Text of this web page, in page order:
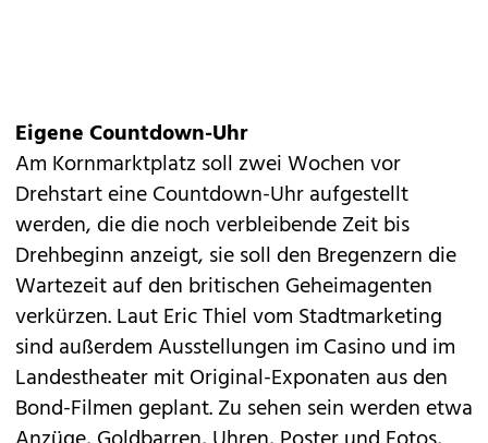
Eigene Countdown-Uhr
Am Kornmarktplatz soll zwei Wochen vor
Drehstart eine Countdown-Uhr aufgestellt
werden, die die noch verbleibende Zeit bis
Drehbeginn anzeigt, sie soll den Bregenzern die
Wartezeit auf den britischen Geheimagenten
verkürzen. Laut Eric Thiel vom Stadtmarketing
sind außerdem Ausstellungen im Casino und im
Landestheater mit Original-Exponaten aus den
Bond-Filmen geplant. Zu sehen sein werden etwa